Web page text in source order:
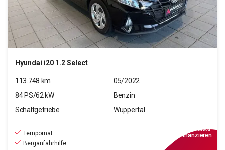
Hyundai i20 1.2 Select
113.748 km
05/2022
84PS/62kW
Benzin
Schaltgetriebe
Wuppertal
Tempomat
Berganfahrhilfe
inkl.MwSt.
finanzieren